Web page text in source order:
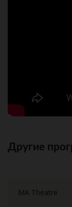
Другие
MA Theatre